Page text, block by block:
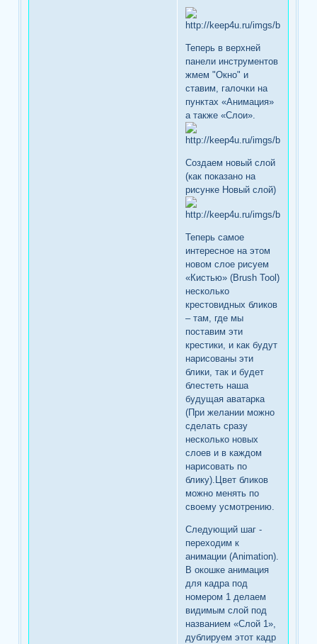
Теперь в верхней
панели инструментов
жмем "Окно" и
ставим, галочки на
пунктах «Анимация»
а также «Слои».
Создаем новый слой
(как показано на
рисунке Новый слой)
Теперь самое
интересное на этом
новом слое рисуем
«Кистью» (Brush Tool)
несколько
крестовидных бликов
– там, где мы
поставим эти
крестики, и как будут
нарисованы эти
блики, так и будет
блестеть наша
будущая аватарка
(При желании можно
сделать сразу
несколько новых
слоев и в каждом
нарисовать по
блику).Цвет бликов
можно менять по
своему усмотрению.
Следующий шаг -
переходим к
анимации (Animation).
В окошке анимация
для кадра под
номером 1 делаем
видимым слой под
названием «Слой 1»,
дублируем этот кадр